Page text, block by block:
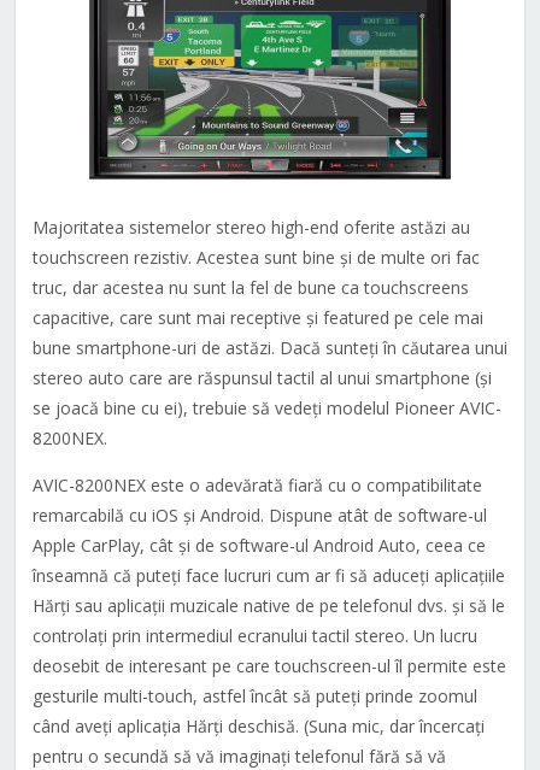
Majoritatea sistemelor stereo high-end oferite astăzi au
touchscreen rezistiv. Acestea sunt bine și de multe ori fac
truc, dar acestea nu sunt la fel de bune ca touchscreens
capacitive, care sunt mai receptive și featured pe cele mai
bune smartphone-uri de astăzi. Dacă sunteți în căutarea unui
stereo auto care are răspunsul tactil al unui smartphone (și
se joacă bine cu ei), trebuie să vedeți modelul Pioneer AVIC-
8200NEX.
AVIC-8200NEX este o adevărată fiară cu o compatibilitate
remarcabilă cu iOS și Android. Dispune atât de software-ul
Apple CarPlay, cât și de software-ul Android Auto, ceea ce
înseamnă că puteți face lucruri cum ar fi să aduceți aplicațiile
Hărți sau aplicații muzicale native de pe telefonul dvs. și să le
controlați prin intermediul ecranului tactil stereo. Un lucru
deosebit de interesant pe care touchscreen-ul îl permite este
gesturile multi-touch, astfel încât să puteți prinde zoomul
când aveți aplicația Hărți deschisă. (Suna mic, dar încercați
pentru o secundă să vă imaginați telefonul fără să vă